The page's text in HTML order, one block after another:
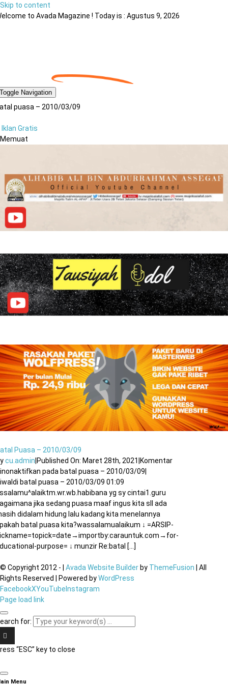
Skip to content
to Avada Magazine ! Today is : Agustus 9, 2026
Toggle Navigation
puasa – 2010/03/09
Iklan Gratis
Memuat
Puasa – 2010/03/09
cu.admin Published On: Maret 28th, 2021 Komentar
pada batal puasa – 2010/03/09
batal puasa – 2010/03/09 01:09
yg sy cintai1.guru
jika sedang puasa maaf ingus kita sll ada
didalam hidung lalu kadang kita menelannya
batal puasa kita?wassalamualaikum ↓ =ARSIP-
purpose= ↓ munzir Re:batal [...]
© Copyright 2012 - Avada Website Builder by ThemeFusion | All
Rights Reserved | Powered byWordPress
FacebookXYouTube Instagram
Page load link
for:
“ESC” key to close
Menu